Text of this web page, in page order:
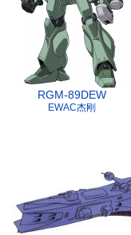
RGM-89DEW
EWAC杰刚